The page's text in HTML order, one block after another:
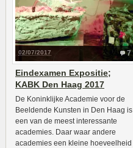
7
02/07/2017
Eindexamen Expositie;
KABK Den Haag 2017
De Koninklijke Academie voor de
Beeldende Kunsten in Den Haag is
een van de meest interessante
academies. Daar waar andere
academies een kleine hoeveelheid